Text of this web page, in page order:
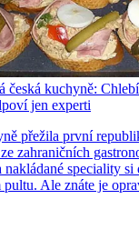
česká kuchyně:
jen experti
přežila první
zahraničních
speciality si
pultu. Ale znáte je